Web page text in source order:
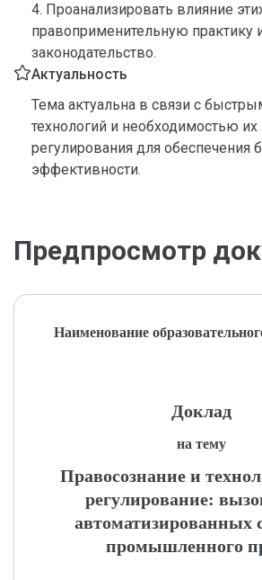
4. Проанализировать влияние
правоприменительную практику
законодательство.
Актуальность
Тема актуальна в связи с
технологий и необходимостью их
регулирования для обеспечения
эффективности.
Предпросмотр
Наименование
Доклад
на тему
Правосознание и
регулирование:
автоматизированных
промышленного